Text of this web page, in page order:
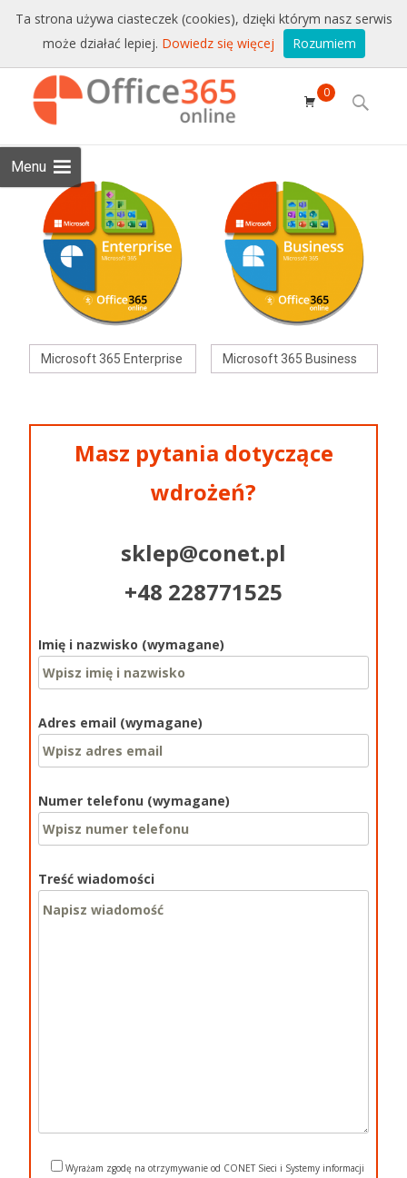
Sprzedaż i wsparcie:+48 228771525
Email:sklep@conet.pl
Menu
Skip to
content
0
Search
Microsoft 365 Enterprise Microsoft 365 Business
Masz pytania dotyczące
wdrożeń?
sklep@conet.pl
+48 228771525
Imię i nazwisko (wymagane)
Adres email (wymagane)
Numer telefonu (wymagane)
Treść wiadomości
Wyrażam zgodę na otrzymywanie od CONET Sieci i Systemy informacji
Ta strona używa ciasteczek (cookies), dzięki którym nasz serwis
może działać lepiej. Dowiedz się więcej Rozumiem